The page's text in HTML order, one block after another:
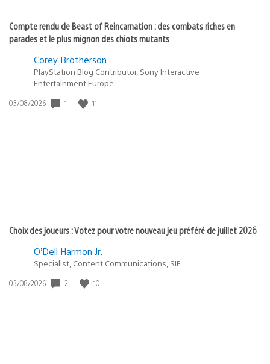
Compte rendu de Beast of Reincarnation : des combats riches en
parades et le plus mignon des chiots mutants
Corey Brotherson
PlayStation Blog Contributor, Sony Interactive
Entertainment Europe
Date
03/08/2026 1 11
Choix des joueurs : Votez pour votre nouveau jeu préféré de juillet 2026
O’Dell Harmon Jr.
Specialist, Content Communications, SIE
Date
03/08/2026 2 10